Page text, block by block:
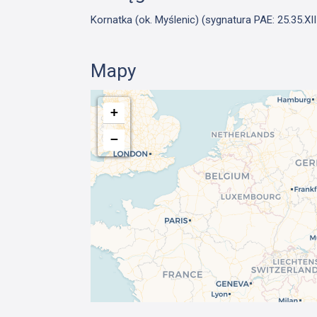
Kornatka (ok. Myślenic) (sygnatura PAE:
Mapy
+
−